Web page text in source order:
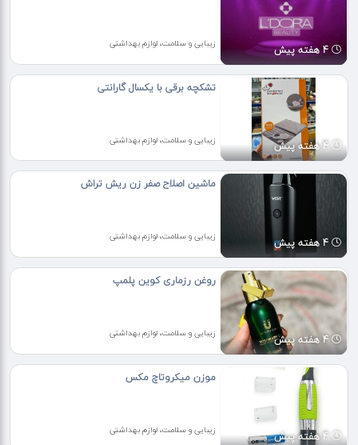
4 هفته پیش زیبایی و سلامت، لوازم بهداشتی
4 هفته پیش
تشکچه برقی با یکسال گارانتی
زیبایی و سلامت، لوازم بهداشتی
4 هفته پیش
ماشین اصلاح صفر زن ریش تراش
زیبایی و سلامت، لوازم بهداشتی
4 هفته پیش
روغن رزماری کوین پلمپ
زیبایی و سلامت، لوازم بهداشتی
4 هفته پیش
موزن میکروتاچ مکس
زیبایی و سلامت، لوازم بهداشتی